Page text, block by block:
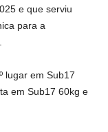
e que serviu
para a
lugar em Sub17
em Sub17 60kg e